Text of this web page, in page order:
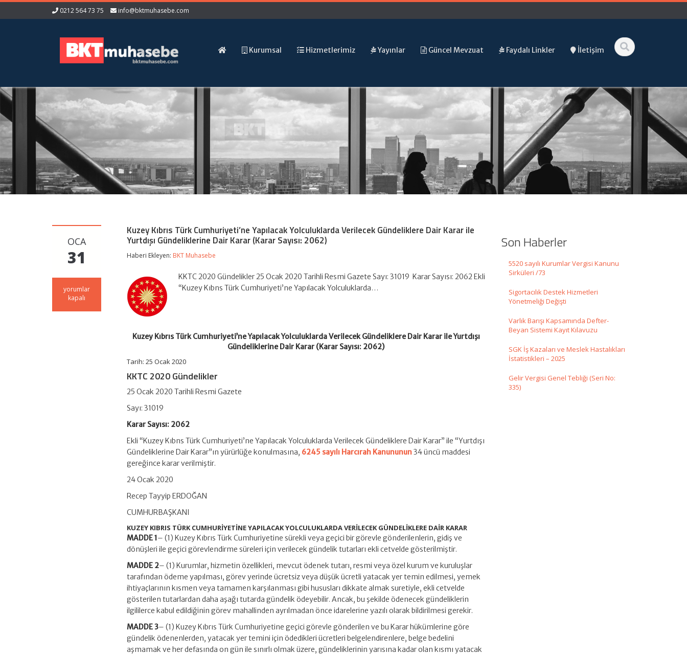
0212 564 73 75 info@bktmuhasebe.com
Kurumsal Hizmetlerimiz Yayınlar Güncel Mevzuat Faydalı Linkler İletişim
OCA
31
Kuzey
Kıbrıs
yorumlar
kapalı
Kuzey Kıbrıs Türk Cumhuriyeti’ne Yapılacak Yolculuklarda Verilecek Gündeliklere Dair Karar ile
Yurtdışı Gündeliklerine Dair Karar (Karar Sayısı: 2062)
Haberi Ekleyen: BKT Muhasebe
KKTC 2020 Gündelikler 25 Ocak 2020 Tarihli Resmi Gazete Sayı: 31019 Karar Sayısı: 2062 Ekli
“Kuzey Kıbns Türk Cumhuriyeti’ne Yapılacak Yolculuklarda…
Kuzey Kıbrıs Türk Cumhuriyeti’ne Yapılacak Yolculuklarda Verilecek Gündeliklere Dair Karar ile Yurtdışı
Gündeliklerine Dair Karar (Karar Sayısı: 2062)
Tarih: 25 Ocak 2020
KKTC 2020 Gündelikler
25 Ocak 2020 Tarihli Resmi Gazete
Sayı:31019
Karar Sayısı: 2062
Ekli “Kuzey Kıbns Türk Cumhuriyeti’ne Yapılacak Yolculuklarda Verilecek Gündeliklere Dair Karar” ile “Yurtdışı
Gündeliklerine Dair Karar”ın yürürlüğe konulmasına, 6245 sayılı Harcırah Kanununun34 üncü maddesi
gereğince karar verilmiştir.
24 Ocak 2020
Recep Tayyip ERDOĞAN
CUMHURBAŞKANI
KUZEY KIBRIS TÜRK CUMHURİYETİNE YAPILACAK YOLCULUKLARDA VERİLECEK GÜNDELİKLERE DAİR KARAR
MADDE 1 – (1) Kuzey Kıbrıs Türk Cumhuriyetine sürekli veya geçici bir görevle gönderilenlerin, gidiş ve
dönüşleri ile geçici görevlendirme süreleri için verilecek gündelik tutarları ekli cetvelde gösterilmiştir.
MADDE 2– (1) Kurumlar, hizmetin özellikleri, mevcut ödenek tutarı, resmi veya özel kurum ve kuruluşlar
tarafından ödeme yapılması, görev yerinde ücretsiz veya düşük ücretli yatacak yer temin edilmesi, yemek
ihtiyaçlarının kısmen veya tamamen karşılanması gibi hususları dikkate almak suretiyle, ekli cetvelde
gösterilen tutarlardan daha aşağı tutarda gündelik ödeyebilir. Ancak, bu şekilde ödenecek gündeliklerin
ilgililerce kabul edildiğinin görev mahallinden ayrılmadan önce idarelerine yazılı olarak bildirilmesi gerekir.
MADDE 3– (1) Kuzey Kıbrıs Türk Cumhuriyetine geçici görevle gönderilen ve bu Karar hükümlerine göre
gündelik ödenenlerden, yatacak yer temini için ödedikleri ücretleri belgelendirenlere, belge bedelini
aşmamak ve her defasında on gün ile sınırlı olmak üzere, gündeliklerinin yarısına kadar olan kısmı yatacak
Son Haberler
5520 sayılı Kurumlar Vergisi Kanunu
Sirküleri /73
Sigortacılık Destek Hizmetleri
Yönetmeliği Değişti
Varlık Barışı Kapsamında Defter-
Beyan Sistemi Kayıt Kılavuzu
SGK İş Kazaları ve Meslek Hastalıkları
İstatistikleri – 2025
Gelir Vergisi Genel Tebliği (Seri No:
335)